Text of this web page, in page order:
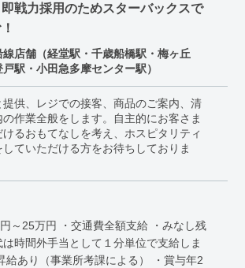
即戦力採用のためスターバックスで
店舗（経堂駅・千歳船橋駅・梅ヶ丘
駅・小田急多摩センター駅）
提供、レジでの接客、商品のご案内、清
作業全般をします。自主的にお客さま
るおもてなしを考え、ホスピタリティ
ていただける方をお待ちしておりま
～25万円 ・交通費全額支給 ・みなし残
時間外手当として１分単位で支給しま
給あり（事業所考課による） ・賞与年2